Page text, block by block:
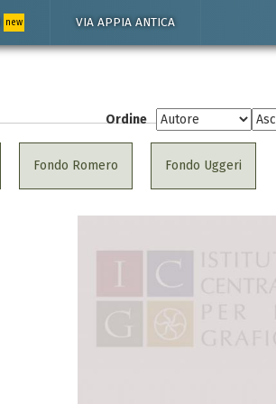
new VIA APPIA ANTICA
Ordine
Fondo Romero Fondo Uggeri